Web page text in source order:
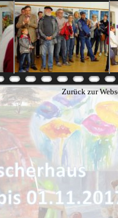
Zurück zur